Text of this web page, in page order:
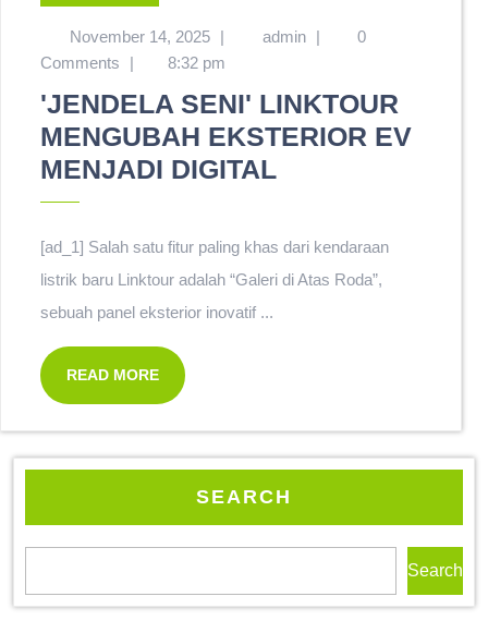
November 14, 2025 | admin |
0
Comments
| 8:32 pm
'JENDELA SENI' LINKTOUR
MENGUBAH EKSTERIOR EV
MENJADI DIGITAL
[ad_1] Salah satu fitur paling khas dari kendaraan
listrik baru Linktour adalah “Galeri di Atas Roda”,
sebuah panel eksterior inovatif ...
READ MORE
SEARCH
Search